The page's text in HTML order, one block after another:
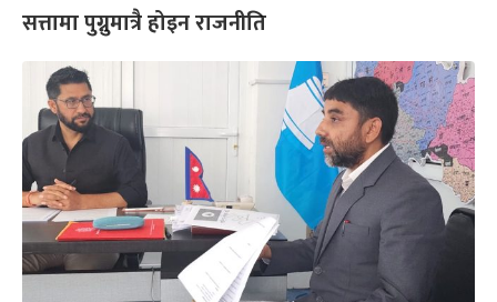
सत्तामा पुग्नुमात्रै होइन राजनीति